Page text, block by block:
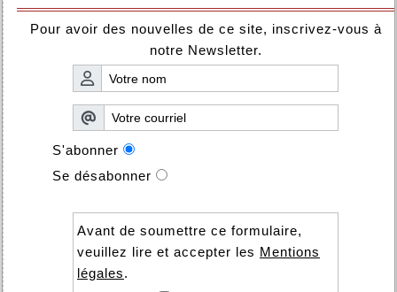
Pour avoir des nouvelles de ce site, inscrivez-vous à
notre Newsletter.
S'abonner
Se désabonner
Avant de soumettre ce formulaire,
veuillez lire et accepter les Mentions
légales.